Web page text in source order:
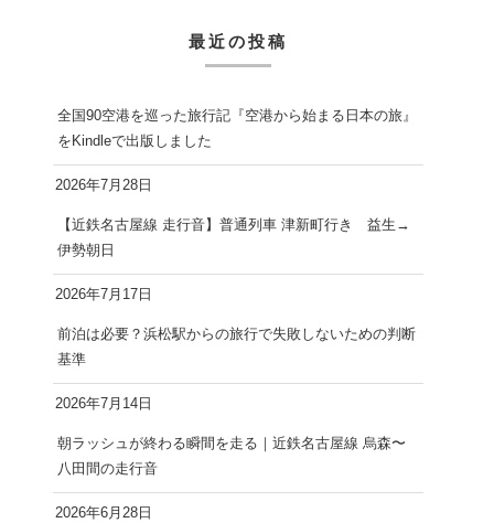
最近の投稿
全国90空港を巡った旅行記『空港から始まる日本の旅』
をKindleで出版しました
2026年7月28日
【近鉄名古屋線 走行音】普通列車 津新町行き 益生→
伊勢朝日
2026年7月17日
前泊は必要？浜松駅からの旅行で失敗しないための判断
基準
2026年7月14日
朝ラッシュが終わる瞬間を走る｜近鉄名古屋線 烏森〜
八田間の走行音
2026年6月28日